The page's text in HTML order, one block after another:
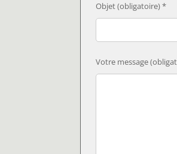
Objet (obligatoire) *
Votre message